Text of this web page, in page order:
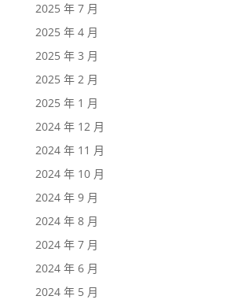
2025 年 7 月
2025 年 4 月
2025 年 3 月
2025 年 2 月
2025 年 1 月
2024 年 12 月
2024 年 11 月
2024 年 10 月
2024 年 9 月
2024 年 8 月
2024 年 7 月
2024 年 6 月
2024 年 5 月